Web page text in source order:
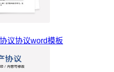
议协议word模板